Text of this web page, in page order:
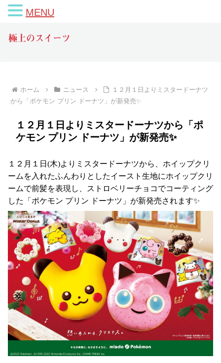
極上のスイーツ
ホーム ニュース
１２月１日よりミスタードーナツ
から「ポケモン プリン ドーナツ」が新発売✨
１２月１日よりミスタードーナツから「ポ
ケモン プリン ドーナツ」が新発売✨
１２月１日(木)よりミスタードーナツから、ホイップクリ
ームを入れたふんわりとしたイースト生地にホイップクリ
ームで前髪を表現し、ストロベリーチョコでコーティング
した「ポケモン プリン ドーナツ」が新発売されます✨
MENU